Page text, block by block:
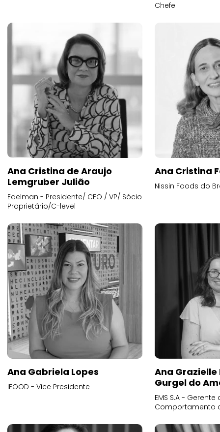
Chefe
Ana Cristina de Araujo
Lemgruber Julião
Edelman - Presidente/ CEO / VP/ Sócio
Proprietário/C-level
Ana Cristina
Nissin Foods do
Ana Gabriela Lopes
IFOOD - Vice Presidente
Ana
Gurgel do
EMS S.A -
Comportamento